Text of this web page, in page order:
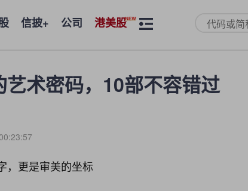
信披+ 公司 港美股
术密码，10部不容错过
，更是审美的坐标